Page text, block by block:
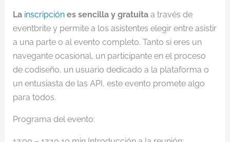
La inscripciónes sencilla y gratuita a través de
eventbrite y permite a los asistentes elegir entre asistir
a una parte o al evento completo. Tanto si eres un
navegante ocasional, un participante en el proceso
de codiseño, un usuario dedicado a la plataforma o
un entusiasta de las API, este evento promete algo
para todos.
Programa del evento: